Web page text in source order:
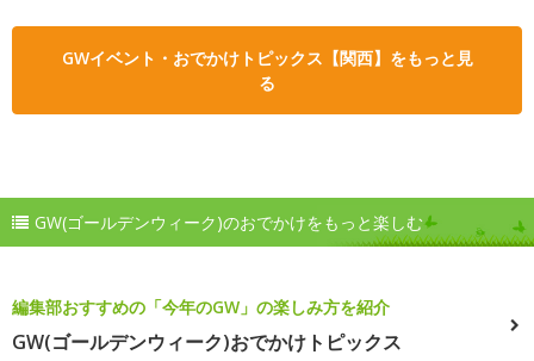
GWイベント・おでかけトピックス【関西】をもっと見
る
GW(ゴールデンウィーク)のおでかけをもっと楽しむ
編集部おすすめの「今年のGW」の楽しみ方を紹介
GW(ゴールデンウィーク)おでかけトピックス